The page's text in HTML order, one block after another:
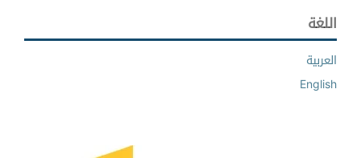
اللغة
العربية
English